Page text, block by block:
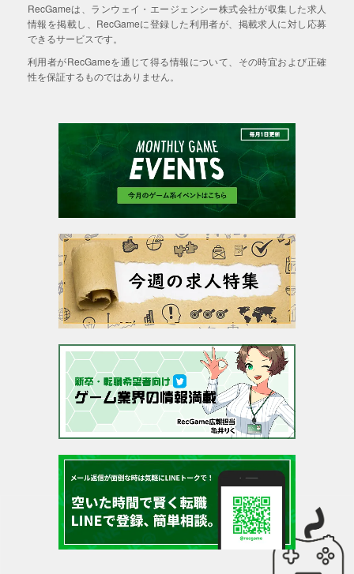
RecGameは、ランウェイ・エージェンシー株式会社が収集した求人
情報を掲載し、RecGameに登録した利用者が、掲載求人に対し応募
できるサービスです。
利用者がRecGameを通じて得る情報について、その時宜および正確
性を保証するものではありません。